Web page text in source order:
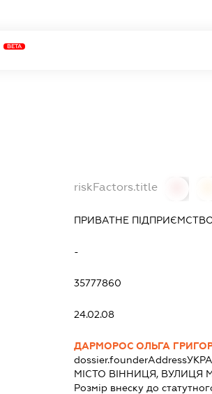
BETA
riskFactors.title
ПРИВАТНЕ
-
35777860
24.02.08
ДАРМОРОС ОЛЬГА
dossier.founderAddress
МІСТО ВІННИЦЯ, ВУЛИЦЯ
Розмір внеску до